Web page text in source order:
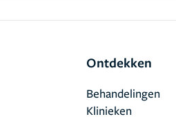
Ontdekken
Behandelingen
Klinieken